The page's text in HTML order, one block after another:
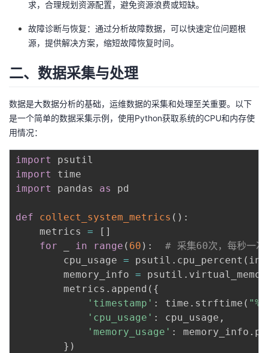
客
论
坛
的
圈
子
我
的
直
播
我
的
活
动
我
的
关
注
我
的
开
发
我
的
Programs
我
的
求，合理规划资源配置，避免资源浪费或短缺。
故障诊断与恢复：通过分析故障数据，可以快速定位问题根
源，提供解决方案，缩短故障恢复时间。
二、数据采集与处理
数据是大数据分析的基础，运维数据的采集和处理至关重要。以下
是一个简单的数据采集示例，使用Python获取系统的CPU和内存使
用情况：
import
import
import
pandas as pd
def collect_system_metrics ( ) :
    metrics
= [ ]
for
in range ( 60 ) :
# 采集60次，每秒一次
        cpu_usage
= psutil . cpu_percent (
        memory_info
= psutil .
        metrics
. append ( {
'timestamp' : time . strftime (
'cpu_usage' : cpu_usage ,
'memory_usage' : memory_info .
} )